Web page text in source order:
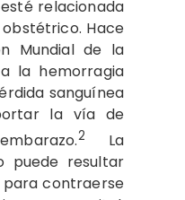
relacionada
Hace
Mundial de la
la hemorragia
sanguínea
la vía de
2
La
puede resultar
contraerse